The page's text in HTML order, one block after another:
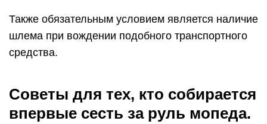
Также обязательным условием является наличие
шлема при вождении подобного транспортного
средства.
Советы для тех, кто собирается
впервые сесть за руль мопеда.